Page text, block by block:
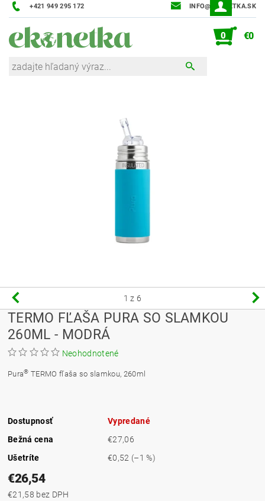
+421 949 295 172 INFO@EKONETKA.SK
0 €0
1 z 6
TERMO FĽAŠA PURA SO SLAMKOU
260ML - MODRÁ
Neohodnotené
Pura® TERMO fľaša so slamkou, 260ml
Dostupnosť
Vypredané
Bežná cena
€27,06
Ušetríte
€0,52 (–1 %)
€26,54
€21,58 bez DPH